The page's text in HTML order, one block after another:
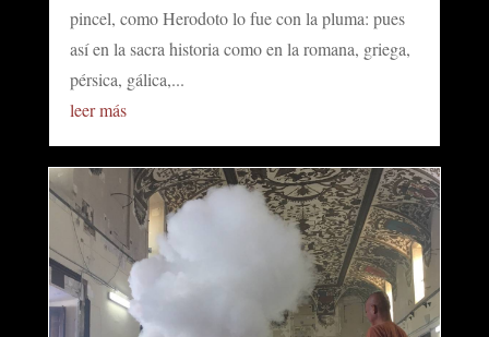
pincel, como Herodoto lo fue con la pluma: pues
así en la sacra historia como en la romana, griega,
pérsica, gálica,...
leer más